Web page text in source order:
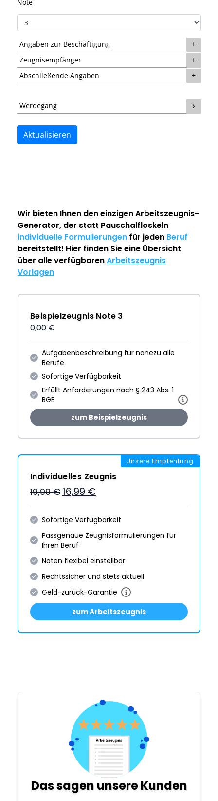
Note
Angaben zur Beschäftigung
Zeugnisempfänger
Abschließende Angaben
Werdegang
Aktualisieren
Wir bieten Ihnen den einzigenArbeitszeugnis-
Generator, der statt Pauschalfloskeln
individuelle Formulierungen für jeden Beruf
bereitstellt! Hier finden Sie eine Übersicht
über alle verfügbarenArbeitszeugnis
Vorlagen
Beispielzeugnis Note 3
0,00 €
Aufgabenbeschreibung für nahezu alle
Berufe
Sofortige Verfügbarkeit
Erfüllt Anforderungen nach § 243 Abs. 1
BGB
zum Beispielzeugnis
Unsere Empfehlung
Individuelles Zeugnis
19,99 € 16,99 €
Sofortige Verfügbarkeit
Passgenaue Zeugnis­formulie­rungen für
Ihren Beruf
Noten flexibel einstellbar
Rechtssicher und stets aktuell
Geld-zurück-Garantie
zum Arbeitszeugnis
Das sagen unsere Kunden